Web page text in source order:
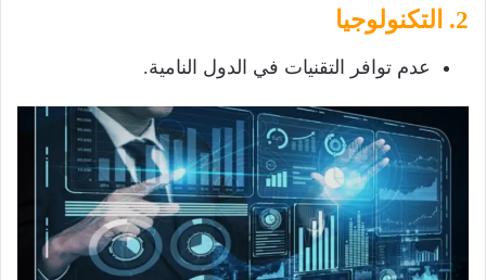
2. التكنولوجيا
عدم توافر التقنيات في الدول النامية.